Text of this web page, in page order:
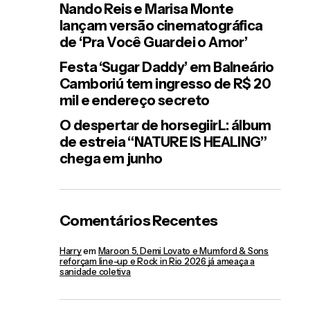
Nando Reis e Marisa Monte
lançam versão cinematográfica
de ‘Pra Você Guardei o Amor’
Festa ‘Sugar Daddy’ em Balneário
Camboriú tem ingresso de R$ 20
mil e endereço secreto
O despertar de horsegiirL: álbum
de estreia “NATURE IS HEALING”
chega em junho
Comentários Recentes
HarryemMaroon 5, Demi Lovato e Mumford & Sons
reforçam line-up e Rock in Rio 2026 já ameaça a
sanidade coletiva